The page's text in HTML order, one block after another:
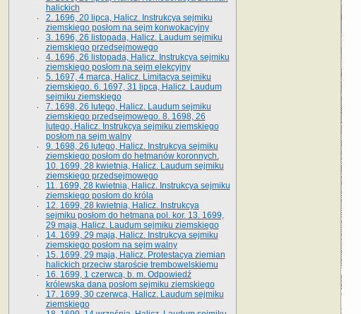
halickich
2. 1696, 20 lipca, Halicz. Instrukcya sejmiku
ziemskiego posłom na sejm konwokacyjny
3. 1696, 26 listopada, Halicz. Laudum sejmiku
ziemskiego przedsejmowego
4. 1696, 26 listopada, Halicz. Instrukcya sejmiku
ziemskiego posłom na sejm elekcyjny
5. 1697, 4 marca, Halicz. Limitacya sejmiku
ziemskiego. 6. 1697, 31 lipca, Halicz. Laudum
sejmiku ziemskiego
7. 1698, 26 lutego, Halicz. Laudum sejmiku
ziemskiego przedsejmowego. 8. 1698, 26
lutego, Halicz. Instrukcya sejmiku ziemskiego
posłom na sejm walny
9. 1698, 26 lutego, Halicz. Instrukcya sejmiku
ziemskiego posłom do hetmanów koronnych.
10. 1699, 28 kwietnia, Halicz. Laudum sejmiku
ziemskiego przedsejmowego
11. 1699, 28 kwietnia, Halicz. Instrukcya sejmiku
ziemskiego posłom do króla
12. 1699, 28 kwietnia, Halicz. Instrukcya
sejmiku posłom do hetmana pol. kor. 13. 1699,
29 maja, Halicz. Laudum sejmiku ziemskiego
14. 1699, 29 maja, Halicz. Instrukcya sejmiku
ziemskiego posłom na sejm walny
15. 1699, 29 maja, Halicz. Protestacya ziemian
halickich przeciw staroście trembowelskiemu
16. 1699, 1 czerwca, b. m. Odpowiedź
królewska dana posłom sejmiku ziemskiego
17. 1699, 30 czerwca, Halicz. Laudum sejmiku
ziemskiego